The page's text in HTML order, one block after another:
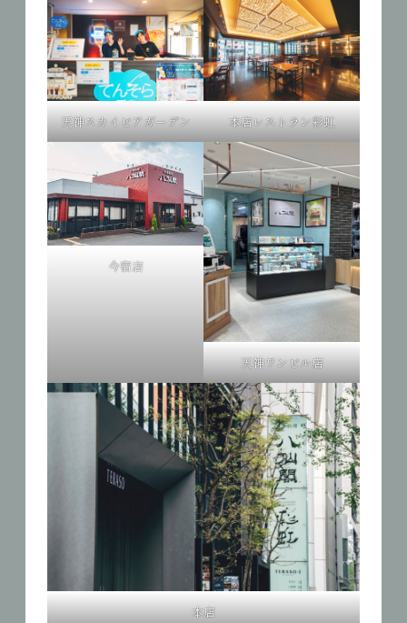
天神スカイビアガーデン 本店レストラン彩虹
今宿店
天神ワンビル店
本店